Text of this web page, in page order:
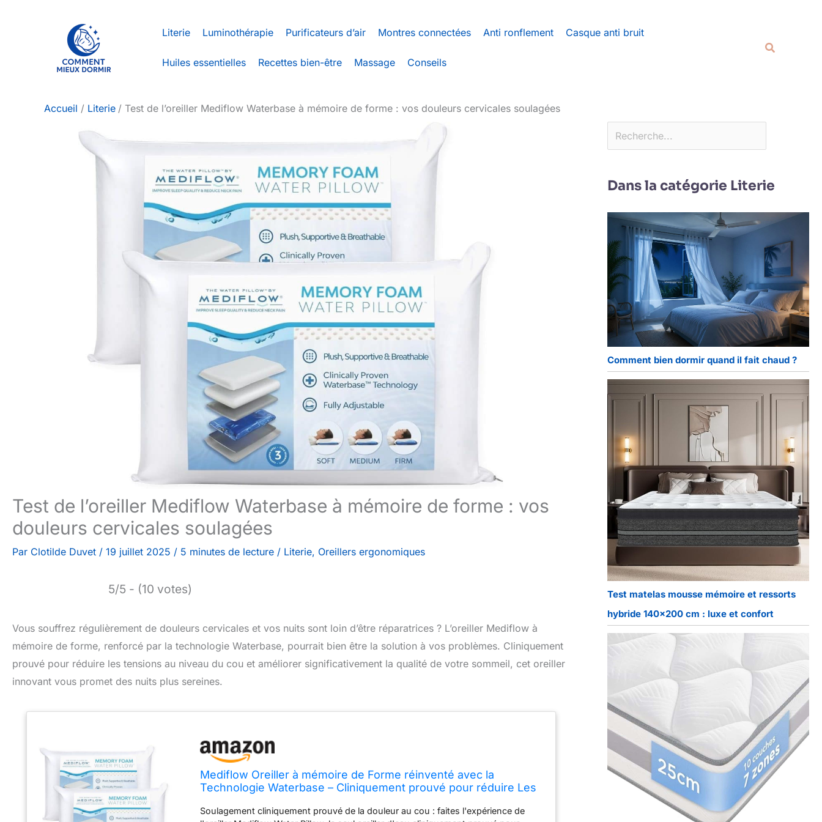
Literie Luminothérapie Purificateurs d’air Montres connectées Anti ronflement Casque anti bruit
Huiles essentielles Recettes bien-être Massage Conseils
Accueil Literie Test de l’oreiller Mediflow Waterbase à mémoire de forme : vos douleurs cervicales soulagées
Test de l’oreiller Mediflow Waterbase à mémoire de forme : vos
douleurs cervicales soulagées
Par Clotilde Duvet / 19 juillet 2025 / 5 minutes de lecture / Literie, Oreillers ergonomiques
5/5 - (10 votes)
Vous souffrez régulièrement de douleurs cervicales et vos nuits sont loin d’être réparatrices ? L’oreiller Mediflow à
mémoire de forme, renforcé par la technologie Waterbase, pourrait bien être la solution à vos problèmes. Cliniquement
prouvé pour réduire les tensions au niveau du cou et améliorer significativement la qualité de votre sommeil, cet oreiller
innovant vous promet des nuits plus sereines.
Mediflow Oreiller à mémoire de Forme réinventé avec la
Technologie Waterbase – Cliniquement prouvé pour réduire Les
Soulagement cliniquement prouvé de la douleur au cou : faites l'expérience de
Dans la catégorie Literie
Comment bien dormir quand il fait chaud ?
Test matelas mousse mémoire et ressorts
hybride 140×200 cm : luxe et confort